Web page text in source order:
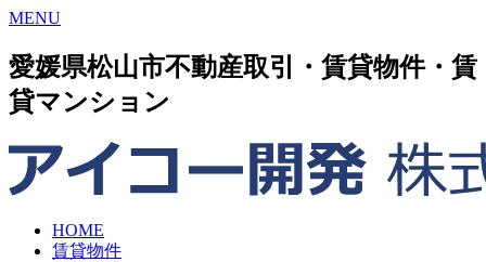
MENU
愛媛県松山市不動産取引・賃貸物件・賃
貸マンション
HOME
賃貸物件